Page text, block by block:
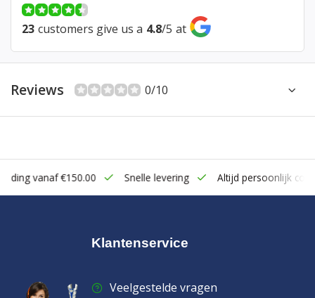
23 customers give us a 4.8/5 at
Reviews 0/10
vanaf €150.00 Snelle levering Altijd persoonlijk
Klantenservice
Veelgestelde vragen